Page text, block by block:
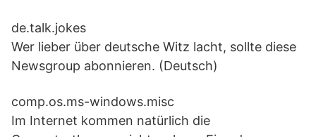
de.talk.jokes
Wer lieber über deutsche Witz lacht, sollte diese
Newsgroup abonnieren. (Deutsch)
comp.os.ms-windows.misc
Im Internet kommen natürlich die